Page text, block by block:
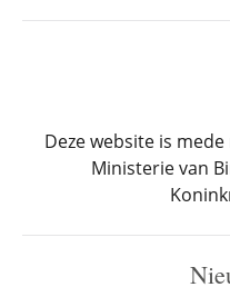
Deze website is
Ministerie van